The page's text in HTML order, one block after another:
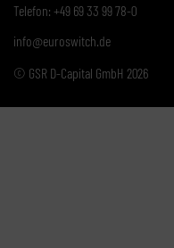
Telefon: +49 69 33 99 78-0
info@euroswitch.de
© GSR D-Capital GmbH 2026